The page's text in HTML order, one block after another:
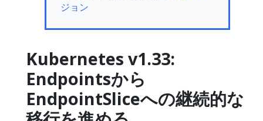
ジョン
Kubernetes v1.33:
Endpointsから
EndpointSliceへの継続的な